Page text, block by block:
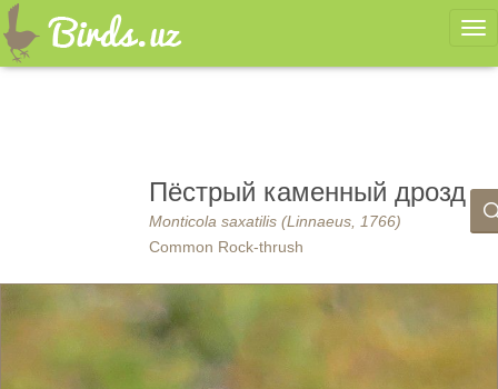
Пёстрый каменный дрозд
Monticola saxatilis (Linnaeus, 1766)
Common Rock-thrush